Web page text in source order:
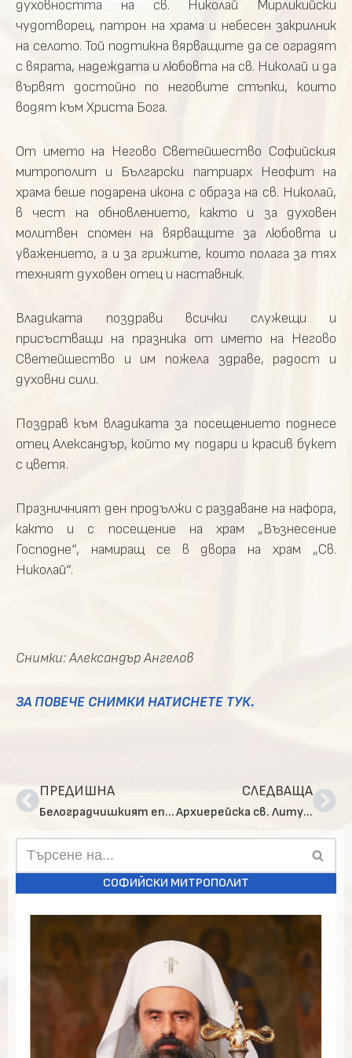
духовността на св. Николай Мирликийски
чудотворец, патрон на храма и небесен закрилник
на селото. Той подтикна вярващите да се оградят
с вярата, надеждата и любовта на св. Николай и да
вървят достойно по неговите стъпки, които
водят към Христа Бога.
От името на Негово Светейшество Софийския
митрополит и Български патриарх Неофит на
храма беше подарена икона с образа на св. Николай,
в чест на обновлението, както и за духовен
молитвен спомен на вярващите за любовта и
уважението, а и за грижите, които полага за тях
техният духовен отец и наставник.
Владиката поздрави всички служещи и
присъстващи на празника от името на Негово
Светейшество и им пожела здраве, радост и
духовни сили.
Поздрав към владиката за посещението поднесе
отец Александър, който му подари и красив букет
с цветя.
Празничният ден продължи с раздаване на нафора,
както и с посещение на храм „Възнесение
Господне“, намиращ се в двора на храм „Св.
Николай“.
Снимки: Александър Ангелов
ЗА ПОВЕЧЕ СНИМКИ НАТИСНЕТЕ ТУК.
ПРЕДИШНА
Белоградчишкият еп. Поликарп се срещна с представители на Фондацията за регионално развитие
СЛЕДВАЩА
Архиерейска св. Литургия и две офикии в столичния храм „Св. пр. Илия“
СОФИЙСКИ МИТРОПОЛИТ